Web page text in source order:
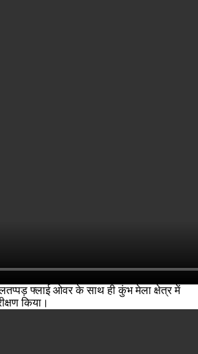
फ्लाई ओवर के साथ ही कुंभ मेला क्षेत्र में
किया।